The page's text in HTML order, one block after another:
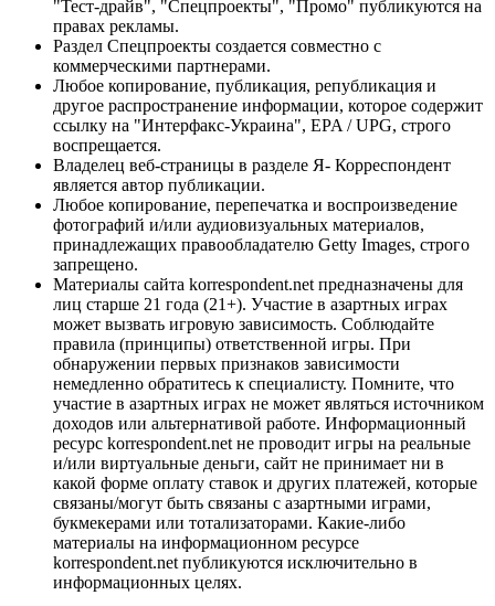
"Тест-драйв", "Спецпроекты", "Промо" публикуются на
правах рекламы.
Раздел Спецпроекты создается совместно с
коммерческими партнерами.
Любое копирование, публикация, републикация и
другое распространение информации, которое содержит
ссылку на "Интерфакс-Украина", EPA / UPG, строго
воспрещается.
Владелец веб-страницы в разделе Я- Корреспондент
является автор публикации.
Любое копирование, перепечатка и воспроизведение
фотографий и/или аудиовизуальных материалов,
принадлежащих правообладателю Getty Images, строго
запрещено.
Материалы сайта korrespondent.net предназначены для
лиц старше 21 года (21+). Участие в азартных играх
может вызвать игровую зависимость. Соблюдайте
правила (принципы) ответственной игры. При
обнаружении первых признаков зависимости
немедленно обратитесь к специалисту. Помните, что
участие в азартных играх не может являться источником
доходов или альтернативой работе. Информационный
ресурс korrespondent.net не проводит игры на реальные
и/или виртуальные деньги, сайт не принимает ни в
какой форме оплату ставок и других платежей, которые
связаны/могут быть связаны с азартными играми,
букмекерами или тотализаторами. Какие-либо
материалы на информационном ресурсе
korrespondent.net публикуются исключительно в
информационных целях.